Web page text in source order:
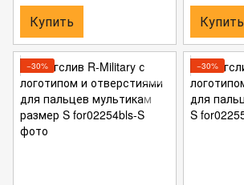
Купить Купить
−30% −30%